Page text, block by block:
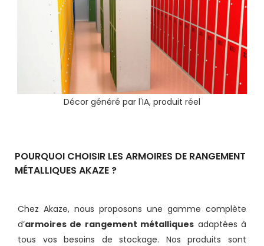
Décor généré par l'IA, produit réel
POURQUOI CHOISIR LES ARMOIRES DE RANGEMENT
MÉTALLIQUES AKAZE ?
Chez Akaze, nous proposons une gamme complète
d’armoires de rangement métalliques adaptées à
tous vos besoins de stockage. Nos produits sont